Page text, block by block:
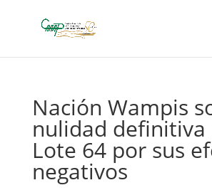
Nación Wampis
nulidad definitiva
Lote 64 por sus
negativos